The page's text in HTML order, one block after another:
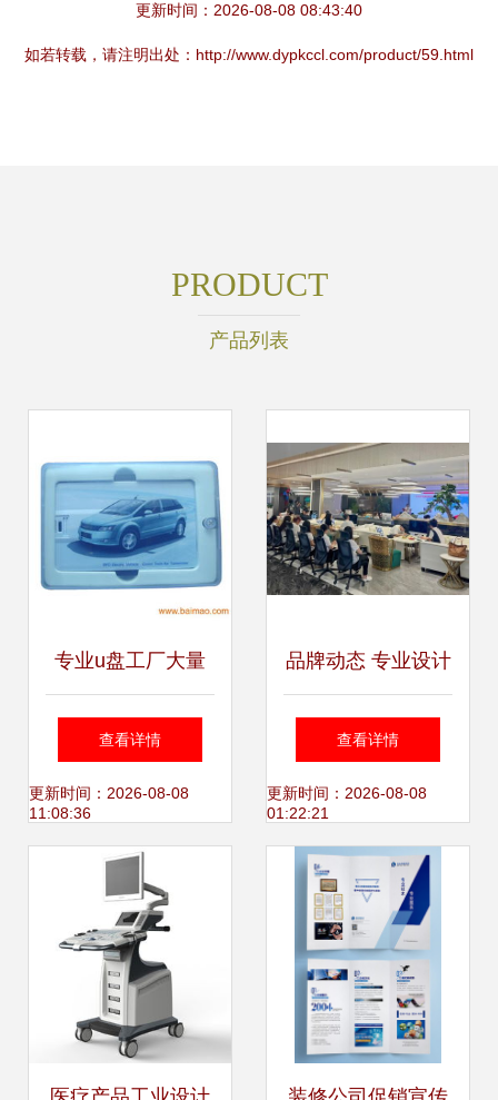
更新时间：2026-08-08 08:43:40
如若转载，请注明出处：http://www.dypkccl.com/product/59.html
PRODUCT
产品列表
专业u盘工厂大量
承接卡片式u盘礼
品定单,专业u盘工
厂大量承接卡片式
u盘礼品定单生产
厂家,专业u盘工厂
大量承接卡片式u
查看详情
更新时间：2026-08-08
11:08:36
品牌动态 专业设计
服务如何赋能企业
竞争力提升
查看详情
更新时间：2026-08-08
01:22:21